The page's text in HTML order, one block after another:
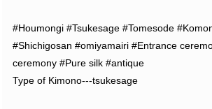
#Houmongi #Tsukesage #Tomesode
#Shichigosan #omiyamairi #Entrance
ceremony #Pure silk #antique
Type of Kimono---tsukesage